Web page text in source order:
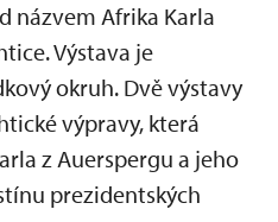
názvem Afrika Karla
Výstava je
okruh. Dvě výstavy
výpravy, která
z Auerspergu a jeho
prezidentských